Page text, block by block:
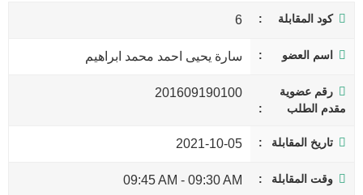
كود المقابلة 6
اسم العضو سارة يحيى احمد محمد ابراهيم
رقم عضوية
مقدم الطلب
201609190100
تاريخ المقابلة 2021-10-05
وقت المقابلة 09:30 AM
-
09:45 AM